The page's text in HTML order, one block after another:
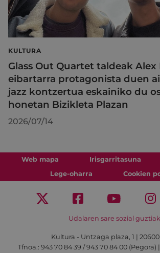
KULTURA
Glass Out Quartet taldeak Alex
eibartarra protagonista duen
jazz kontzertua eskainiko du
honetan Bizikleta Plazan
2026/07/14
Web mapa Irisgarritasuna
Lege-oharra
Cookien
Udalaren sare sozial guztiak
Kultura - Untzaga plaza, 1 |
Tfnoa.: 943 70 84 39 / 943 70 84 00 (Pegora)